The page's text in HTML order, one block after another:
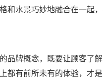
和水景巧妙地融合在一起
品牌概念，既要让顾客了
都有前所未有的体验，才是